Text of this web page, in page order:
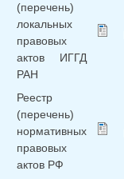
(перечень)
локальных
правовых
актов ИГГД
РАН
Реестр
(перечень)
нормативных
правовых
актов РФ